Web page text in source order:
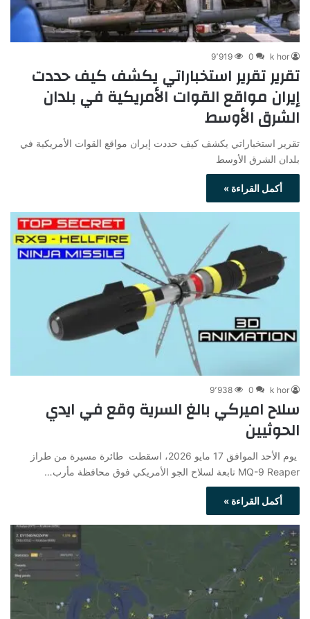
k hor
0 9٬919
تقرير تقرير استخباراتي يكشف كيف حددت
إيران مواقع القوات الأمريكية في بلدان
الشرق الأوسط
تقرير استخباراتي يكشف كيف حددت إيران مواقع القوات الأمريكية في
بلدان الشرق الأوسط
أكمل القراءة »
k hor
0 9٬938
سلاح اميركي بالغ السرية وقع في ايدي
الحوثيين
يوم الأحد الموافق 17 مايو 2026، اسقطت طائرة مسيرة من طراز
MQ-9 Reaper تابعة لسلاح الجو الأمريكي فوق محافظة مأرب…
أكمل القراءة »